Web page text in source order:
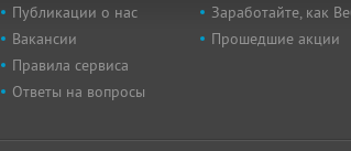
Публикации о нас
Вакансии
Правила сервиса
Ответы на вопросы
Заработайте, как
Прошедшие акции